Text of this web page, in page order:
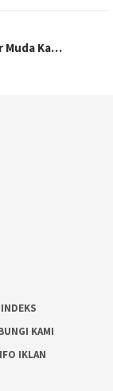
Muda Ka…
INDEKS
KAMI
IKLAN